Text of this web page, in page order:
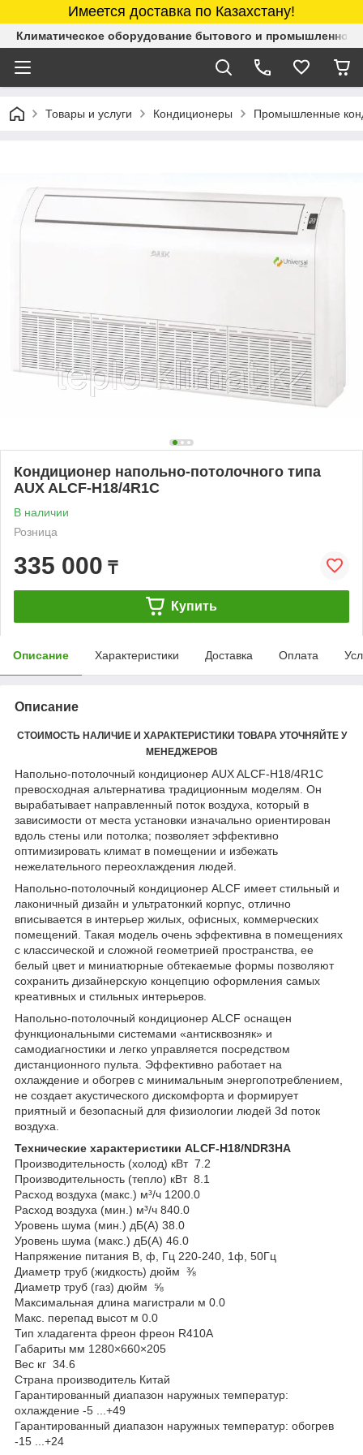
Имеется доставка по Казахстану!
Климатическое оборудование бытового и промышленного
Товары и услуги Кондиционеры Промышленные
Кондиционер напольно-потолочного типа
AUX ALCF-H18/4R1C
В наличии
Розница
335 000 ₸
Купить
Описание Характеристики Доставка Оплата
Описание
СТОИМОСТЬ НАЛИЧИЕ И ХАРАКТЕРИСТИКИ ТОВАРА УТОЧНЯЙТЕ У
МЕНЕДЖЕРОВ
Напольно-потолочный кондиционер AUX ALCF-H18/4R1C
превосходная альтернатива традиционным моделям. Он
вырабатывает направленный поток воздуха, который в
зависимости от места установки изначально ориентирован
вдоль стены или потолка; позволяет эффективно
оптимизировать климат в помещении и избежать
нежелательного переохлаждения людей.
Напольно-потолочный кондиционер ALCF имеет стильный и
лаконичный дизайн и ультратонкий корпус, отлично
вписывается в интерьер жилых, офисных, коммерческих
помещений. Такая модель очень эффективна в помещениях
с классической и сложной геометрией пространства, ее
белый цвет и миниатюрные обтекаемые формы позволяют
сохранить дизайнерскую концепцию оформления самых
креативных и стильных интерьеров.
Напольно-потолочный кондиционер ALCF оснащен
функциональными системами «антисквозняк» и
самодиагностики и легко управляется посредством
дистанционного пульта. Эффективно работает на
охлаждение и обогрев с минимальным энергопотреблением,
не создает акустического дискомфорта и формирует
приятный и безопасный для физиологии людей 3d поток
воздуха.
Технические характеристики ALCF-H18/NDR3HA
Производительность (холод) кВт 7.2
Производительность (тепло) кВт 8.1
Расход воздуха (макс.) м³/ч 1200.0
Расход воздуха (мин.) м³/ч 840.0
Уровень шума (мин.) дБ(А) 38.0
Уровень шума (макс.) дБ(А) 46.0
Напряжение питания В, ф, Гц 220-240, 1ф, 50Гц
Диаметр труб (жидкость) дюйм ⅜
Диаметр труб (газ) дюйм ⅝
Максимальная длина магистрали м 0.0
Макс. перепад высот м 0.0
Тип хладагента фреон фреон R410A
Габариты мм 1280×660×205
Вес кг 34.6
Страна производитель Китай
Гарантированный диапазон наружных температур:
охлаждение -5 ...+49
Гарантированный диапазон наружных температур: обогрев
-15 ...+24